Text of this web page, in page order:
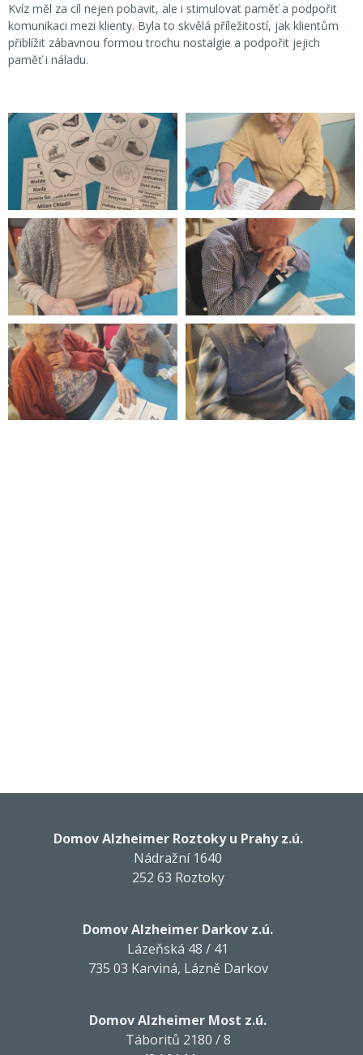
Kvíz měl za cíl nejen pobavit, ale i stimulovat paměť a podpořit
komunikaci mezi klienty. Byla to skvělá příležitostí, jak klientům
přiblížit zábavnou formou trochu nostalgie a podpořit jejich
paměť i náladu.
Domov Alzheimer Roztoky u Prahy z.ú.
Nádražní 1640
252 63 Roztoky
Domov Alzheimer Darkov z.ú.
Lázeňská 48 / 41
735 03 Karviná, Lázně Darkov
Domov Alzheimer Most z.ú.
Táboritů 2180 / 8